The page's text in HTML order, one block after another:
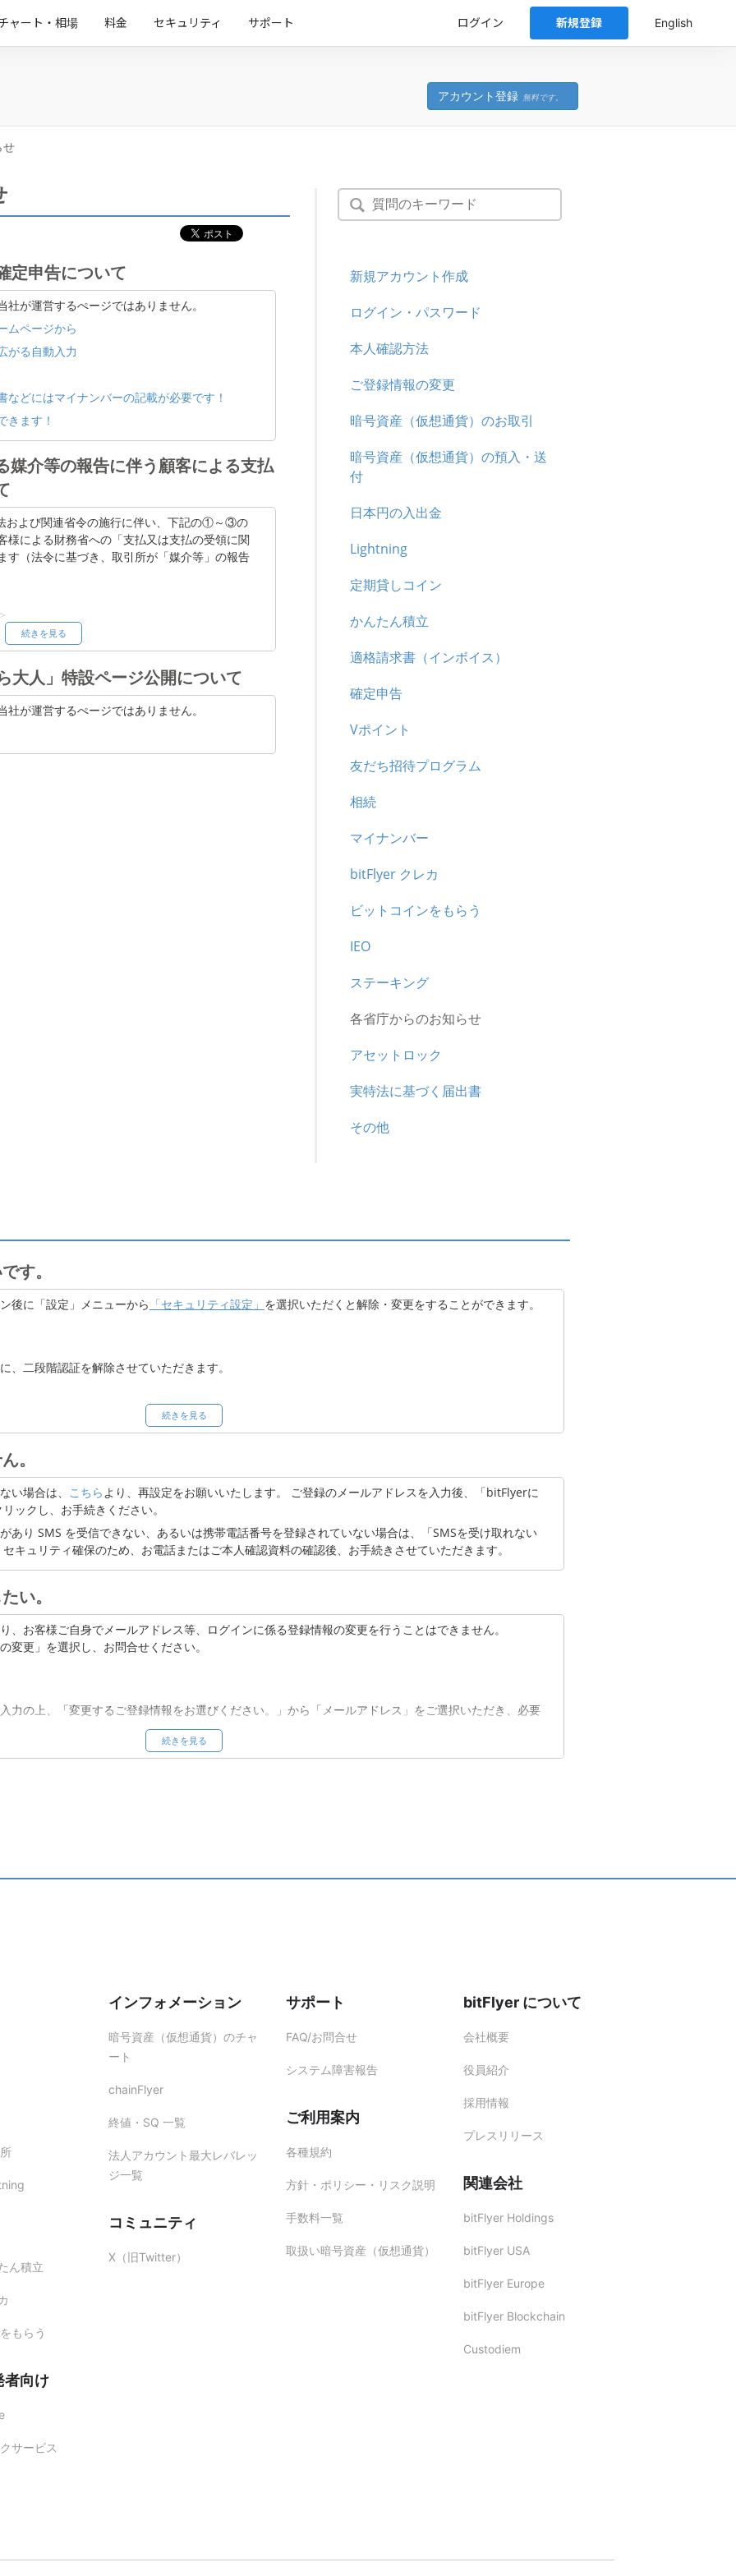
ャート・相場 料金 セキュリティ サポート ログイン 新規登録 English
アカウント登録 無料です。
せ
定申告について
が運営するぺージではありません。
ムページから
がる自動入力
などにはマイナンバーの記載が必要です！
きます！
媒介等の報告に伴う顧客による支払
および関連省令の施行に伴い、下記の①～③の
様による財務省への「支払又は支払の受領に関
す（法令に基づき、取引所が「媒介等」の報告
産との交換について、暗号資産交換業者が媒
行った取引
関しては、これまでどおりお客様による報告が
。
続きを見る
大人」特設ページ公開について
が運営するぺージではありません。
新規アカウント作成
ログイン・パスワード
本人確認方法
ご登録情報の変更
暗号資産（仮想通貨）のお取引
暗号資産（仮想通貨）の預入・送
付
日本円の入出金
Lightning
定期貸しコイン
かんたん積立
適格請求書（インボイス）
確定申告
Vポイント
友だち招待プログラム
相続
マイナンバー
bitFlyer クレカ
ビットコインをもらう
IEO
ステーキング
各省庁からのお知らせ
アセットロック
実特法に基づく届出書
その他
す。
後に「設定」メニューから 「セキュリティ設定」 を選択いただくと解除・変更をすることができます。
、二段階認証を解除させていただきます。
キュリティの観点から認証コードを送付しております。メールの受信ができない場合には、受信設定ま
ざいますので、以下 3点のご確認をお願いいたします。
ドメイン指定解除
いないか
いないか
続きを見る
。
い場合は、 こちらより、再設定をお願いいたします。 ご登録のメールアドレスを入力後、「bitFlyerに
ックし、お手続きください。
あり SMS を受信できない、あるいは携帯電話番号を登録されていない場合は、「SMSを受け取れない
キュリティ確保のため、お電話またはご本人確認資料の確認後、お手続きさせていただきます。
い。
、お客様ご自身でメールアドレス等、ログインに係る登録情報の変更を行うことはできません。
変更」を選択し、お問合せください。
力の上、「変更するご登録情報をお選びください。」から「メールアドレス」をご選択いただき、必要
の資産保護のための対応となりますので、あらかじめご了承ください。
続きを見る
ん積立
もらう
者向け
サービス
インフォメーション
暗号資産（仮想通貨）のチャ
ート
chainFlyer
終値・SQ 一覧
法人アカウント最大レバレッ
ジ一覧
コミュニティ
X（旧Twitter）
サポート
FAQ/お問合せ
システム障害報告
ご利用案内
各種規約
方針・ポリシー・リスク説明
手数料一覧
取扱い暗号資産（仮想通貨）
bitFlyer について
会社概要
役員紹介
採用情報
プレスリリース
関連会社
bitFlyer Holdings
bitFlyer USA
bitFlyer Europe
bitFlyer Blockchain
Custodiem